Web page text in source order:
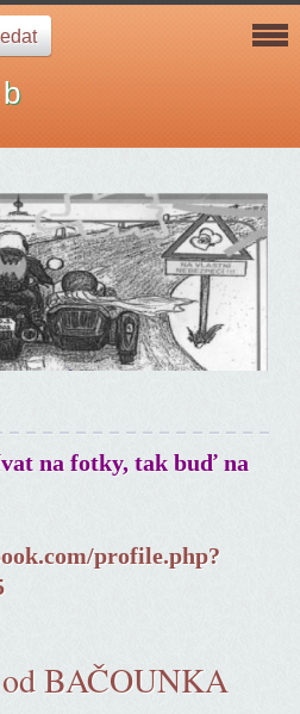
na fotky, tak buď na
profile.php?
od BAČOUNKA